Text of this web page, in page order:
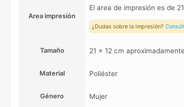
Area impresión
El area de impresión es de
¿Dudas sobre la impresión?
Tamaño 21 x 12 cm
Material Poliéster
Género Mujer